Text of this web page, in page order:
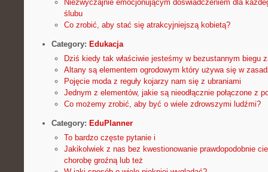
Niezwyczajnie emocjonującym doświadczeniem dla
ślubu
Co zrobić, aby stać się atrakcyjniejszą kobietą?
Category: Edukacja
Dziś kiedy tak właściwie jesteśmy w bezustannym biegu
Altany są elementem ogrodowym który używa się w
Pojęcie moda z reguły kojarzy nam się z ubraniami
Jednym z elementów, jakie są nieodłącznie połączone z
Co możemy zrobić, aby być o wiele zdrowszymi ludźmi?
Category: EduPlanner
To bardzo częste pytanie i
Jakikolwiek z nas bez kwestionowanie prawdopodobnie
chorobę groźną lub też